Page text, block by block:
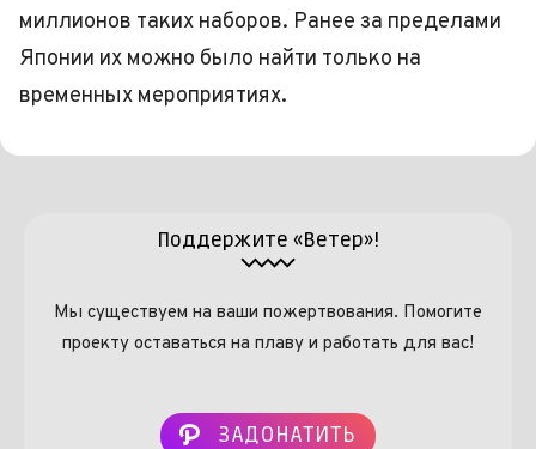
миллионов таких наборов. Ранее за пределами
Японии их можно было найти только на
временных мероприятиях.
Поддержите «Ветер»!
Мы существуем на ваши пожертвования. Помогите
проекту оставаться на плаву и работать для вас!
ЗАДОНАТИТЬ